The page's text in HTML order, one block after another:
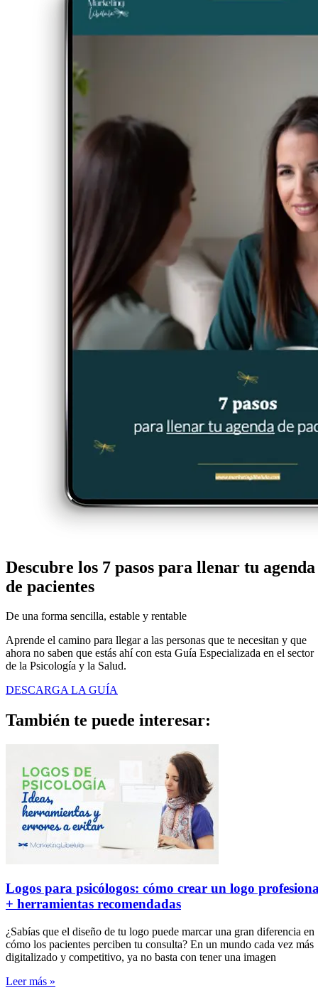
Descubre los 7 pasos para llenar tu agenda
de pacientes
De una forma sencilla, estable y rentable
Aprende el camino para llegar a las personas que te necesitan y que
ahora no saben que estás ahí con esta Guía Especializada en el sector
de la Psicología y la Salud.
DESCARGA LA GUÍA
También te puede interesar:
Logos para psicólogos: cómo crear un logo
+ herramientas recomendadas
¿Sabías que el diseño de tu logo puede marcar una gran diferencia en
cómo los pacientes perciben tu consulta? En un mundo cada vez más
digitalizado y competitivo, ya no basta con tener una imagen
Leer más »